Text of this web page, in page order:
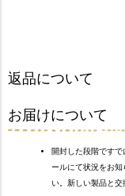
返品について
お届けについて
開封した段階です
ールにて状況をお
い。新しい製品と交